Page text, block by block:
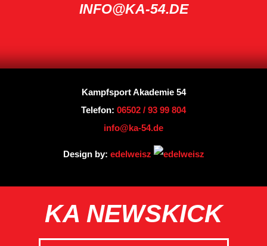
INFO@KA-54.DE
Kampfsport Akademie 54
Telefon: 06502 / 93 99 804
info@ka-54.de
Design by: edelweisz
KA NEWSKICK